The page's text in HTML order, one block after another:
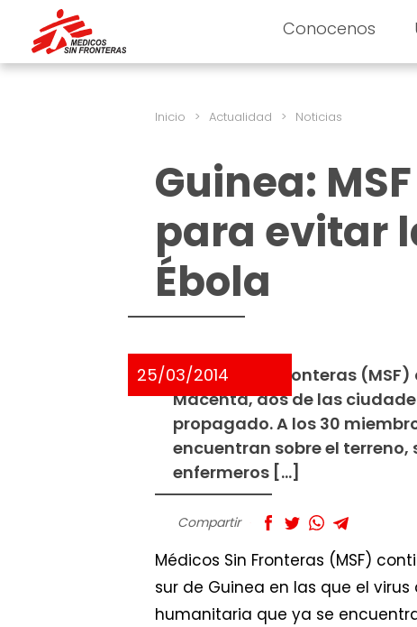
Conocenos
Inicio > Actualidad > Noticias
Guinea:
para evitar
Ébola
25/03/2014
Médicos Sin Fronteras
Macenta, dos de las
propagado. A los 30
encuentran sobre el terreno,
enfermeros […]
Compartir
Médicos Sin Fronteras (MSF)
sur de Guinea en las que el
humanitaria que ya se